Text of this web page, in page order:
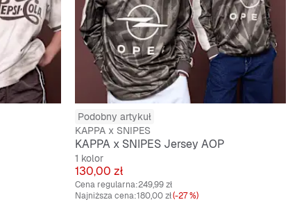
Podobny artykuł
KAPPA x SNIPES
KAPPA x SNIPES Jersey AOP
1 kolor
Cena
130,00 zł
Cena regularna:249,99 zł
Najniższa cena:180,00 zł(-27 %)